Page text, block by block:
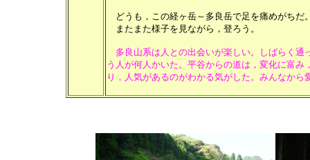
どうも，この経ヶ岳～多良岳で足を痛めがちだ
またまた様子を見ながら，登ろう。
多良山系は人との出会いが楽しい。しばらく
う人が何人かいた。平谷からの道は，変化に富
り，人気があるのがわかる気がした。みんなか